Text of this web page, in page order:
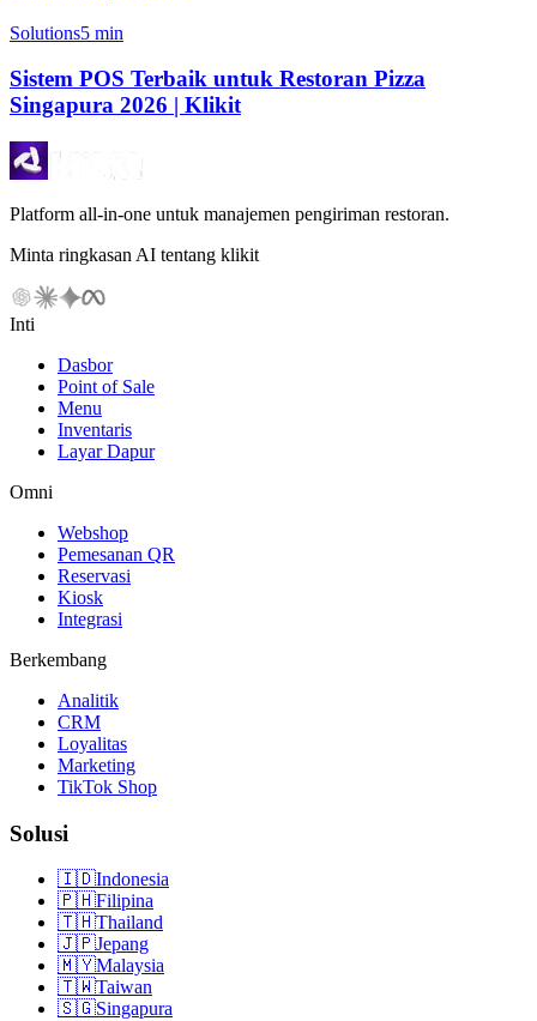
Solutions5 min
Sistem POS Terbaik untuk Restoran Pizza
Singapura 2026 | Klikit
Platform all-in-one untuk manajemen pengiriman restoran.
Minta ringkasan AI tentang klikit
Inti
Dasbor
Point of Sale
Menu
Inventaris
Layar Dapur
Omni
Webshop
Pemesanan QR
Reservasi
Kiosk
Integrasi
Berkembang
Analitik
CRM
Loyalitas
Marketing
TikTok Shop
Solusi
🇮🇩Indonesia
🇵🇭Filipina
🇹🇭Thailand
🇯🇵Jepang
🇲🇾Malaysia
🇹🇼Taiwan
🇸🇬Singapura